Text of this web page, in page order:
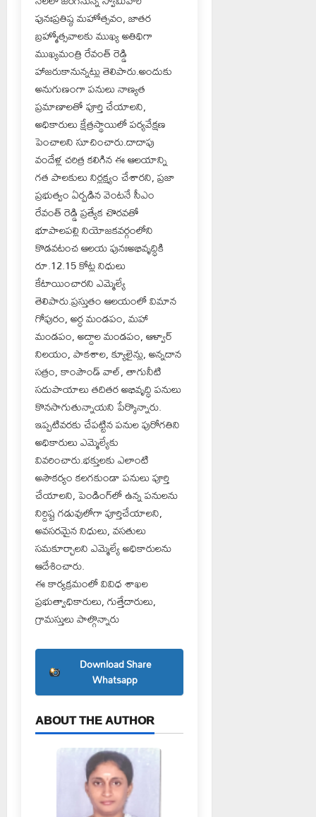
పునఃప్రతిష్ఠ మహోత్సవం, జాతర
బ్రహ్మోత్సవాలకు ముఖ్య అతిథిగా
ముఖ్యమంత్రి రేవంత్ రెడ్డి
హాజరుకానున్నట్లు తెలిపారు.అందుకు
అనుగుణంగా పనులు నాణ్యత
ప్రమాణాలతో పూర్తి చేయాలని,
అధికారులు క్షేత్రస్థాయిలో పర్యవేక్షణ
పెంచాలని సూచించారు.దాదాపు
వందేళ్ల చరిత్ర కలిగిన ఈ ఆలయాన్ని
గత పాలకులు నిర్లక్ష్యం చేశారని, ప్రజా
ప్రభుత్వం ఏర్పడిన వెంటనే సీఎం
రేవంత్ రెడ్డి ప్రత్యేక చొరవతో
భూపాలపల్లి నియోజకవర్గంలోని
కొడవటంచ ఆలయ పునఃఅభివృద్ధికి
రూ.12.15 కోట్ల నిధులు
కేటాయించారని ఎమ్మెల్యే
తెలిపారు.ప్రస్తుతం ఆలయంలో విమాన
గోపురం, అర్ధ మండపం, మహా
మండపం, అద్దాల మండపం, ఆళ్వార్
నిలయం, పాకశాల, క్యూలైన్లు, అన్నదాన
సత్రం, కాంపౌండ్ వాల్, తాగునీటి
సదుపాయాలు తదితర అభివృద్ధి పనులు
కొనసాగుతున్నాయని పేర్కొన్నారు.
ఇప్పటివరకు చేపట్టిన పనుల పురోగతిని
అధికారులు ఎమ్మెల్యేకు
వివరించారు.భక్తులకు ఎలాంటి
అసౌకర్యం కలగకుండా పనులు పూర్తి
చేయాలని, పెండింగ్‌లో ఉన్న పనులను
నిర్దిష్ట గడువులోగా పూర్తిచేయాలని,
అవసరమైన నిధులు, వసతులు
సమకూర్చాలని ఎమ్మెల్యే అధికారులను
ఆదేశించారు.
ఈ కార్యక్రమంలో వివిధ శాఖల
ప్రభుత్వాధికారులు, గుత్తేదారులు,
గ్రామస్తులు పాల్గొన్నారు
Download Share
Whatsapp
ABOUT THE AUTHOR